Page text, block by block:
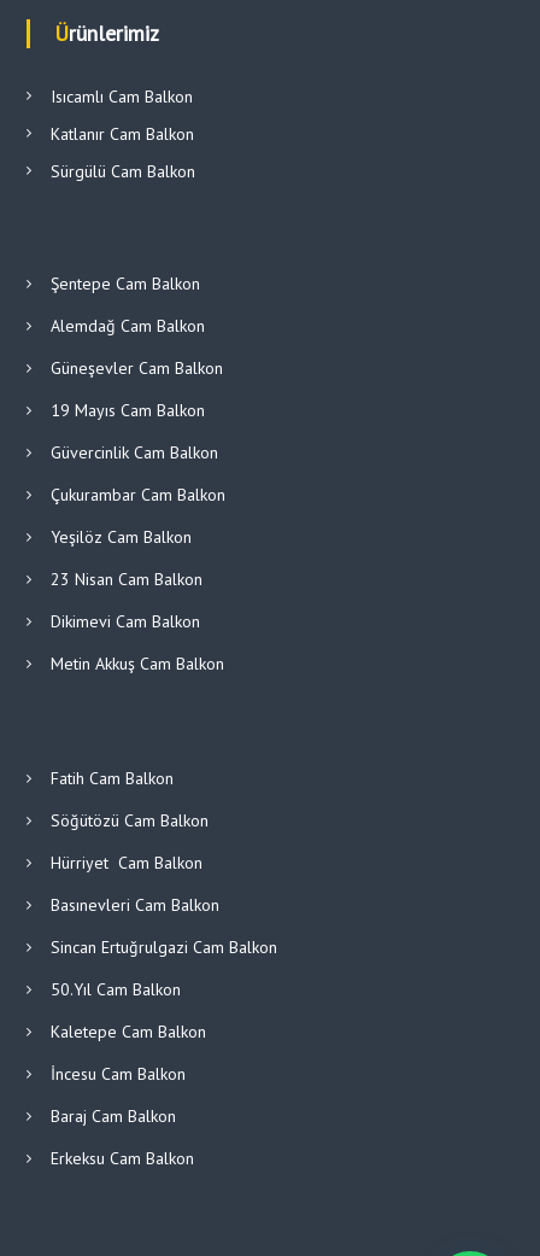
Ürünlerimiz
Isıcamlı Cam Balkon
Katlanır Cam Balkon
Sürgülü Cam Balkon
Şentepe Cam Balkon
Alemdağ Cam Balkon
Güneşevler Cam Balkon
19 Mayıs Cam Balkon
Güvercinlik Cam Balkon
Çukurambar Cam Balkon
Yeşilöz Cam Balkon
23 Nisan Cam Balkon
Dikimevi Cam Balkon
Metin Akkuş Cam Balkon
Fatih Cam Balkon
Söğütözü Cam Balkon
Hürriyet Cam Balkon
Basınevleri Cam Balkon
Sincan Ertuğrulgazi Cam Balkon
50.Yıl Cam Balkon
Kaletepe Cam Balkon
İncesu Cam Balkon
Baraj Cam Balkon
Erkeksu Cam Balkon